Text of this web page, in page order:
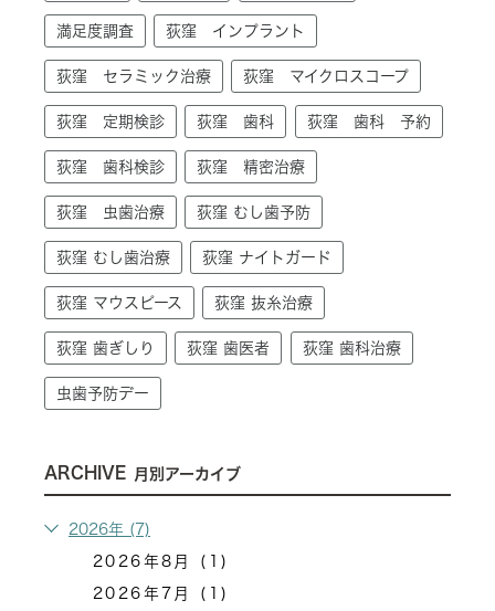
満足度調査 荻窪 インプラント
荻窪 セラミック治療 荻窪 マイクロスコープ
荻窪 定期検診 荻窪 歯科 荻窪 歯科 予約
荻窪 歯科検診 荻窪 精密治療
荻窪 虫歯治療 荻窪 むし歯予防
荻窪 むし歯治療 荻窪 ナイトガード
荻窪 マウスピース 荻窪 抜糸治療
荻窪 歯ぎしり 荻窪 歯医者 荻窪 歯科治療
虫歯予防デー
ARCHIVE 月別アーカイブ
2026年 (7)
2026年8月 (1)
2026年7月 (1)